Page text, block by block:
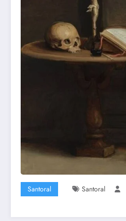
Santoral Santoral